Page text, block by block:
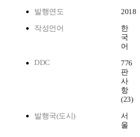
발행연도 2018
작성언어
한
국
어
DDC
776
판
사
항
(23)
발행국(도시)
서
울